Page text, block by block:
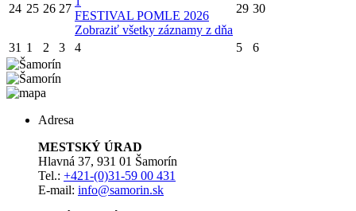
24 25 26 27
FESTIVAL POMLE 2026
Zobraziť všetky záznamy z dňa
29 30
31 1 2 3 4 5 6
Adresa
MESTSKÝ ÚRAD
Hlavná 37, 931 01 Šamorín
Tel.: +421-(0)31-59 00 431
E-mail: info@samorin.sk